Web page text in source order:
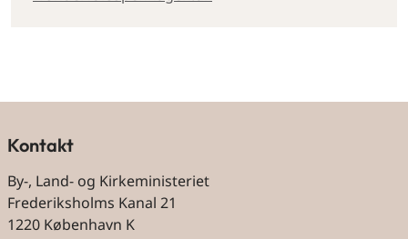
Kontakt
By-, Land- og Kirkeministeriet
Frederiksholms Kanal 21
1220 København K